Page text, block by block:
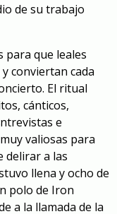
de su trabajo
para que leales
conviertan cada
El ritual
cánticos,
e
valiosas para
delirar a las
llena y ocho de
polo de Iron
a la llamada de la